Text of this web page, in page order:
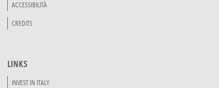
ACCESSIBILITÀ
CREDITS
LINKS
INVEST IN ITALY